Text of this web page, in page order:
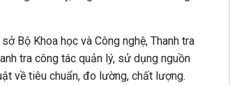
Bộ Khoa học và Công nghệ, Thanh tra
tra công tác quản lý, sử dụng nguồn
về tiêu chuẩn, đo lường, chất lượng.